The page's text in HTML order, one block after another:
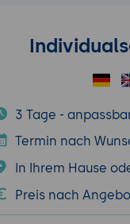
3 Tage -
Termin nach
In Ihrem Hause
Preis nach